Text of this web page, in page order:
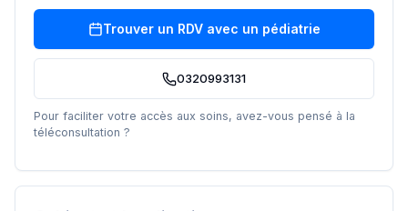
Trouver un RDV avec un pédiatrie
0320993131
Pour faciliter votre accès aux soins, avez-vous pensé à la
téléconsultation ?